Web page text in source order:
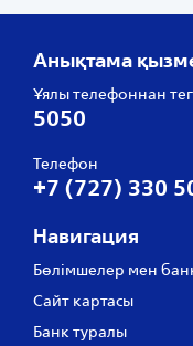
Анықтама
Ұялы телефоннан
5050
Телефон
+7 (727) 330
Навигация
Бөлімшелер мен
Сайт картасы
Банк туралы